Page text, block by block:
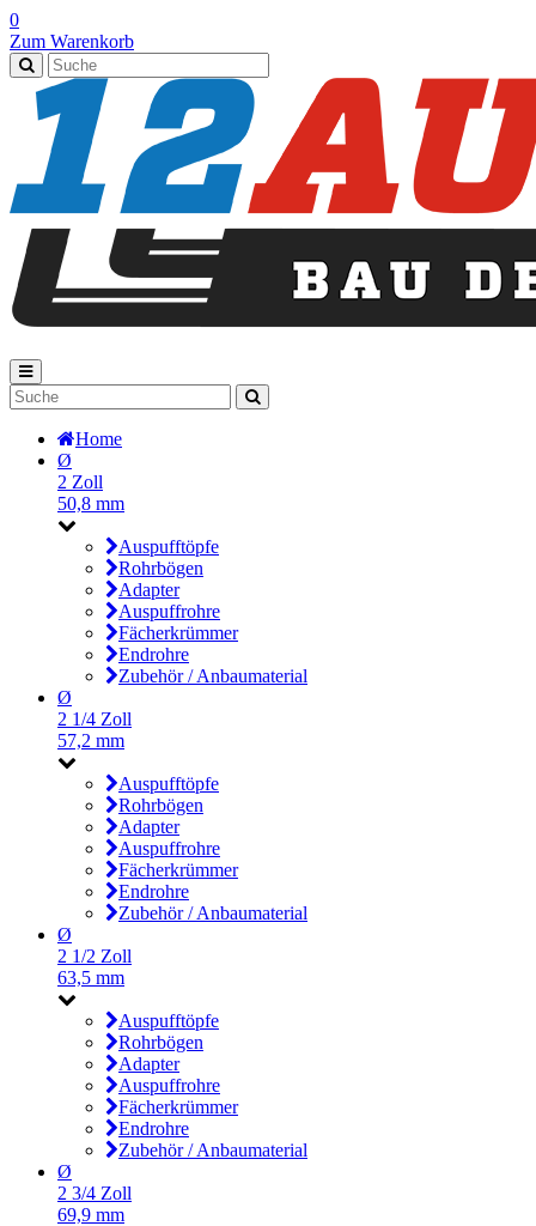
0
Zum Warenkorb
Home
Ø
2 Zoll
50,8 mm
Auspufftöpfe
Rohrbögen
Adapter
Auspuffrohre
Fächerkrümmer
Endrohre
Zubehör / Anbaumaterial
Ø
2 1/4 Zoll
57,2 mm
Auspufftöpfe
Rohrbögen
Adapter
Auspuffrohre
Fächerkrümmer
Endrohre
Zubehör / Anbaumaterial
Ø
2 1/2 Zoll
63,5 mm
Auspufftöpfe
Rohrbögen
Adapter
Auspuffrohre
Fächerkrümmer
Endrohre
Zubehör / Anbaumaterial
Ø
2 3/4 Zoll
69,9 mm